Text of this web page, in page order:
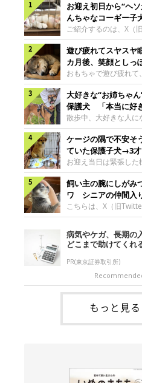
お迎え初日から“ヘ
んちゃなコーギー子
コ“コーギースマイ
長！
ご紹介するのは、X（
＠Kus1oKg2vsgdWS2
シュ・コーギー・ペ
ん。今年の8月で7才に
んですが、いったいど
したのでしょうか。
成長を飼い主さんと振
ゃんの成長について聞
日後の神楽ちゃん（撮
ちゃんの様子について
い主さん： 「お迎え当
るようなコでし
遊び疲れてスヤス
カ月後、笑顔としっ
に成長！
おもちゃで遊び疲れて
犬。あれから2カ月、
まな変化が見られるよ
び疲れて眠る生後2カ
疲れた様子のなっちゃ
するのは、X（旧
@Pkndg_さんの愛犬
時、生後4カ月／柴犬
は、なっちゃんが生後
された一枚です。こ
族と一緒におもちゃで
くさん遊んで疲れたの
めたそうです。眠るな
@Pkndg_
大好きな“お姉ちゃ
保護犬 「本当に好
じる表情にほっこり
散歩中、大好きな人に
そうな表情を見せる
な姿に、見ているこち
す。大好きな“お姉ち
くん妹さんになでても
表情を見せる小次郎
影）。@mika_Jimmy
Twitter）ユーザー
犬・小次郎くん（撮
は、飼い主さんの妹
日、飼い主さんは実家
中、妹さんと公園で待
ケージの隅で不安そ
ていた保護子犬→3
を克服し頼もしいコ
お迎え当日は緊張した
野犬の保護子犬。あ
だったことを一つひと
り添う姿を見せていま
ージの隅で不安そうに
アちゃん。
のは、X（旧Twitter）
@nemonemotosさん
ゃん（撮影当時、生後
主さんが「#最初に撮
稿した写真には、ケー
表情を浮かべるシルビ
ていました。こちらは
飼い主の腕にしがみ
ワ シニアの仲間入
やかな暮らしが続い
こちらは、X（旧
kotubusuke617さん
っているのは、愛犬で
（本名：こつぶちゃん
の腕にしがみつくつぶ
才）＠kotubusuke617
ついて伺うと、飼い主
れました。飼い主さん
とです。私がソファに
上にのってきたので、
テレビを見ていたので
いので気になって見て
病気やケガ、長期の
どこまで助けてくれ
PR(東京証券取引所)
もっと見る